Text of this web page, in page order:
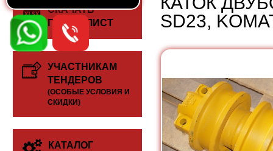
СКАЧАТЬ
ПРАЙС-ЛИСТ
УЧАСТНИКАМ
ТЕНДЕРОВ
(ОСОБЫЕ УСЛОВИЯ И
СКИДКИ)
КАТАЛОГ
SD23,